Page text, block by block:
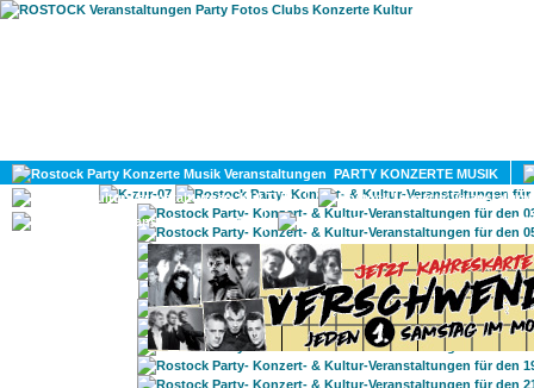
PARTY KONZERTE MUSIK
KULTUR
GAY